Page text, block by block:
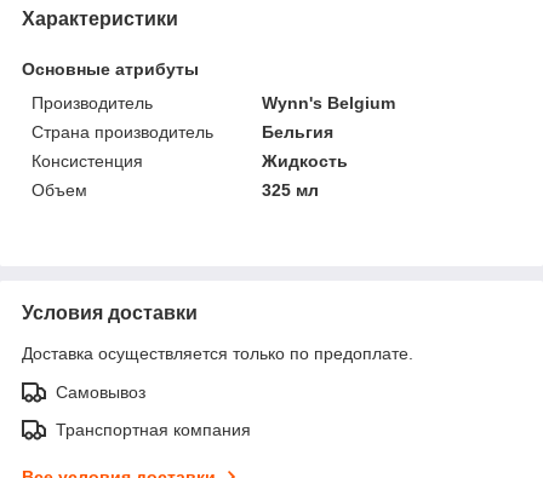
Характеристики
Основные атрибуты
Производитель
Wynn's Belgium
Страна производитель
Бельгия
Консистенция
Жидкость
Объем
325 мл
Условия доставки
Доставка осуществляется только по предоплате.
Самовывоз
Транспортная компания